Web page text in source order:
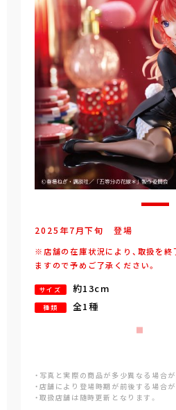
2025年7月下旬 登場
※店舗の在庫状況により、取扱を
ますので予めご了承ください。
サイズ 約13cm
種類 全1種
・写真と実際の商品が多少異なる場合が
・店舗により登場時期が前後する場合が
・取扱店舗は随時更新となります。